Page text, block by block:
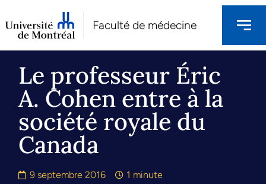
Faculté de médecine
Le professeur Éric
A. Cohen entre à la
société royale du
Canada
9 septembre 2016 1 minute